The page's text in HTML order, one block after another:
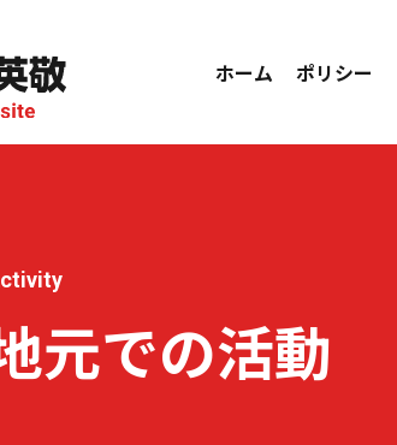
ホーム ポリシー
元での活動